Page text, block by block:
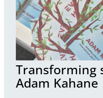
Transforming
Adam Kahane